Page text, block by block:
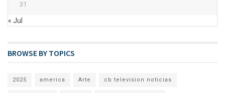
31
« Jul
BROWSE BY TOPICS
2025 america Arte cb television noticias